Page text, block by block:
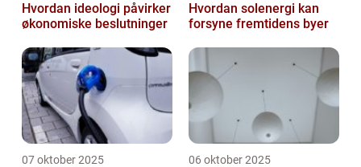
Hvordan ideologi påvirker
økonomiske beslutninger
Hvordan solenergi kan
forsyne fremtidens byer
07 oktober 2025 06 oktober 2025